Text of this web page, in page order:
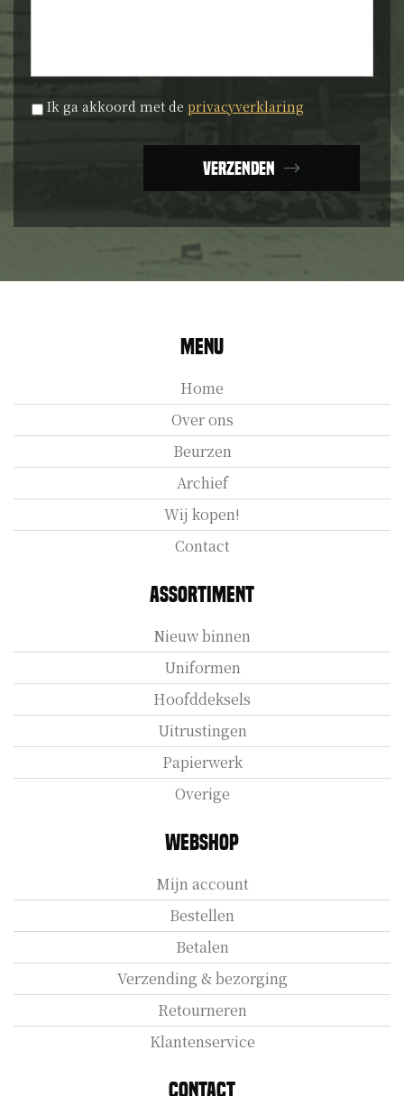
Privacyverklaring *
Ik ga akkoord met de privacyverklaring
Verzenden
Menu
Home
Over ons
Beurzen
Archief
Wij kopen!
Contact
Assortiment
Nieuw binnen
Uniformen
Hoofddeksels
Uitrustingen
Papierwerk
Overige
Webshop
Mijn account
Bestellen
Betalen
Verzending & bezorging
Retourneren
Klantenservice
Contact